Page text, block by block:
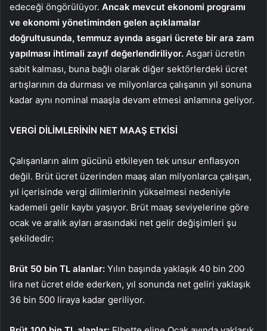
edeceği öngörülüyor. Ancak mevcut ekonomi programı
ve ekonomi yönetiminden gelen açıklamalar
doğrultusunda, temmuz ayında asgari ücrete bir ara zam
yapılması ihtimali zayıf değerlendiriliyor. Asgari ücretin
sabit kalması, buna bağlı olarak diğer sektörlerdeki ücret
artışlarının da durması ve milyonlarca çalışanın yıl sonuna
kadar aynı nominal maaşla devam etmesi anlamına geliyor.
VERGİ DİLİMLERİNİN NET MAAŞ ETKİSİ
Çalışanların alım gücünü etkileyen tek unsur enflasyon
değil. Brüt ücret üzerinden maaş alan milyonlarca çalışan,
yıl içerisinde vergi dilimlerinin yükselmesi nedeniyle
kademeli gelir kaybı yaşıyor. Brüt maaş seviyelerine göre
ocak ve aralık ayları arasındaki net gelir değişimleri şu
şekildedir:
Brüt 50 bin TL alanlar: Yılın başında yaklaşık 40 bin 200
lira net ücret elde ederken, yıl sonunda net geliri yaklaşık
36 bin 500 liraya kadar geriliyor.